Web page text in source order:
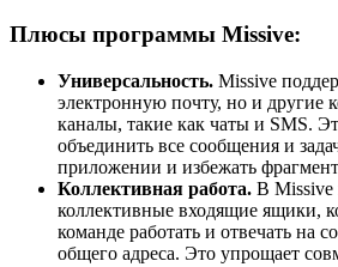
Плюсы программы Missive:
Универсальность. Missive
электронную почту, но и другие
каналы, такие как чаты и SMS.
объединить все сообщения и
приложении и избежать
Коллективная работа. В Missive
коллективные входящие ящики,
команде работать и отвечать на
общего адреса. Это упрощает